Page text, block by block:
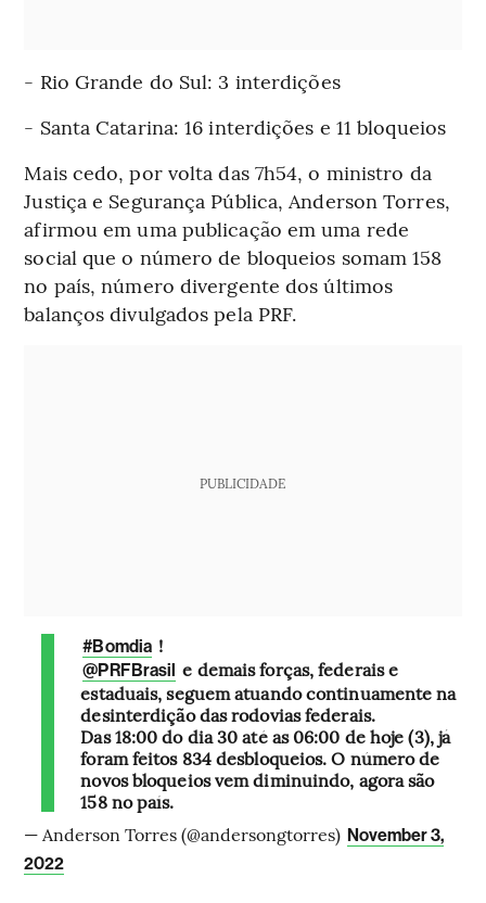
- Rio Grande do Sul: 3 interdições
- Santa Catarina: 16 interdições e 11 bloqueios
Mais cedo, por volta das 7h54, o ministro da
Justiça e Segurança Pública, Anderson Torres,
afirmou em uma publicação em uma rede
social que o número de bloqueios somam 158
no país, número divergente dos últimos
balanços divulgados pela PRF.
PUBLICIDADE
#Bomdia !
@PRFBrasil e demais forças, federais e
estaduais, seguem atuando continuamente na
desinterdição das rodovias federais.
Das 18:00 do dia 30 até as 06:00 de hoje (3), já
foram feitos 834 desbloqueios. O número de
novos bloqueios vem diminuindo, agora são
158 no país.
— Anderson Torres (@andersongtorres) November 3,
2022